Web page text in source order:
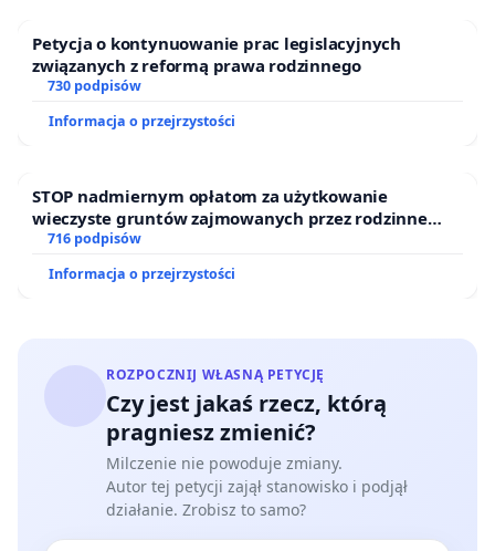
Petycja o kontynuowanie prac legislacyjnych
związanych z reformą prawa rodzinnego
730 podpisów
Informacja o przejrzystości
STOP nadmiernym opłatom za użytkowanie
wieczyste gruntów zajmowanych przez rodzinne
ogrody działkowe.
716 podpisów
Informacja o przejrzystości
ROZPOCZNIJ WŁASNĄ PETYCJĘ
Czy jest jakaś rzecz, którą
pragniesz zmienić?
Milczenie nie powoduje zmiany.
Autor tej petycji zajął stanowisko i podjął
działanie. Zrobisz to samo?